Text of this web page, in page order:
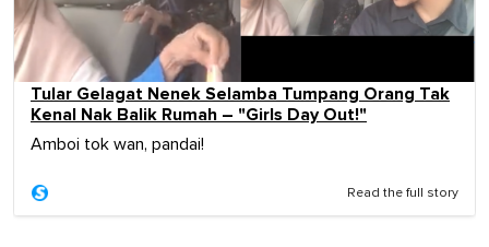
Tular Gelagat Nenek Selamba Tumpang Orang Tak
Kenal Nak Balik Rumah – "Girls Day Out!"
Amboi tok wan, pandai!
Read the full story